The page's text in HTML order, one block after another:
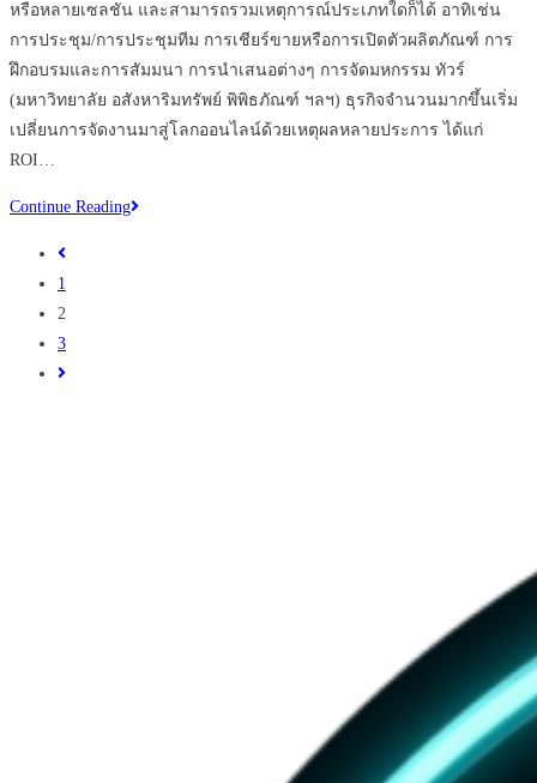
หรือหลายเซลชัน และสามารถรวมเหตุการณ์ประเภทใดก็ได้ อาทิเช่น
การประชุม/การประชุมทีม การเชียร์ขายหรือการเปิดตัวผลิตภัณฑ์ การ
ฝึกอบรมและการสัมมนา การนำเสนอต่างๆ การจัดมหกรรม ทัวร์
(มหาวิทยาลัย อสังหาริมทรัพย์ พิพิธภัณฑ์ ฯลฯ) ธุรกิจจำนวนมากขึ้นเริ่ม
เปลี่ยนการจัดงานมาสู่โลกออนไลน์ด้วยเหตุผลหลายประการ ได้แก่
ROI…
Continue ReadingVirtual
Go
to
the
previous
page
1
2
3
Go